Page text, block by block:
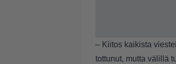
– Kiitos kaikista
tottunut, mutta välillä